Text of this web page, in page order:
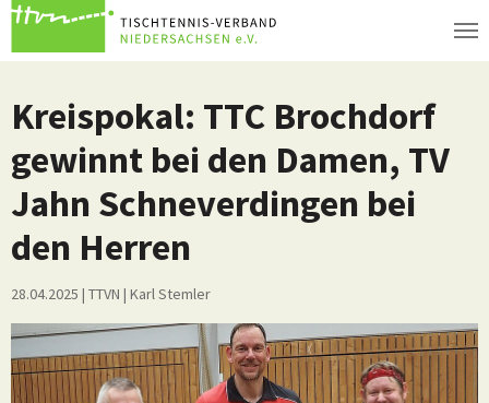
Zum Hauptinhalt springen
Kreispokal: TTC Brochdorf
gewinnt bei den Damen, TV
Jahn Schneverdingen bei
den Herren
28.04.2025 | TTVN | Karl Stemler